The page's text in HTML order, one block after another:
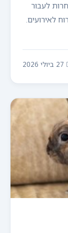
לעבור
לאירועים.
27 ביולי 2026